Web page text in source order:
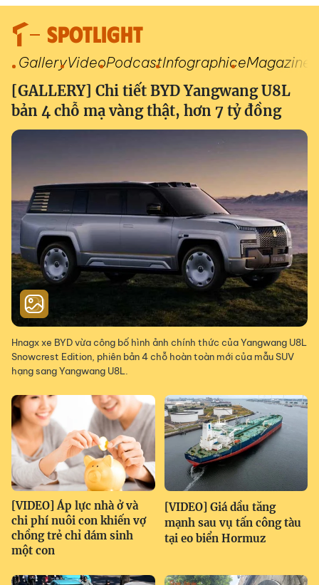
SPOTLIGHT
GalleryVideoPodcastInfographiceMagazine
[GALLERY] Chi tiết BYD Yangwang U8L
bản 4 chỗ mạ vàng thật, hơn 7 tỷ đồng
Hnagx xe BYD vừa công bố hình ảnh chính thức của Yangwang U8L
Snowcrest Edition, phiên bản 4 chỗ hoàn toàn mới của mẫu SUV
hạng sang Yangwang U8L.
[VIDEO] Áp lực nhà ở và
chi phí nuôi con khiến vợ
chồng trẻ chỉ dám sinh
một con
[VIDEO] Giá dầu tăng
mạnh sau vụ tấn công tàu
tại eo biển Hormuz